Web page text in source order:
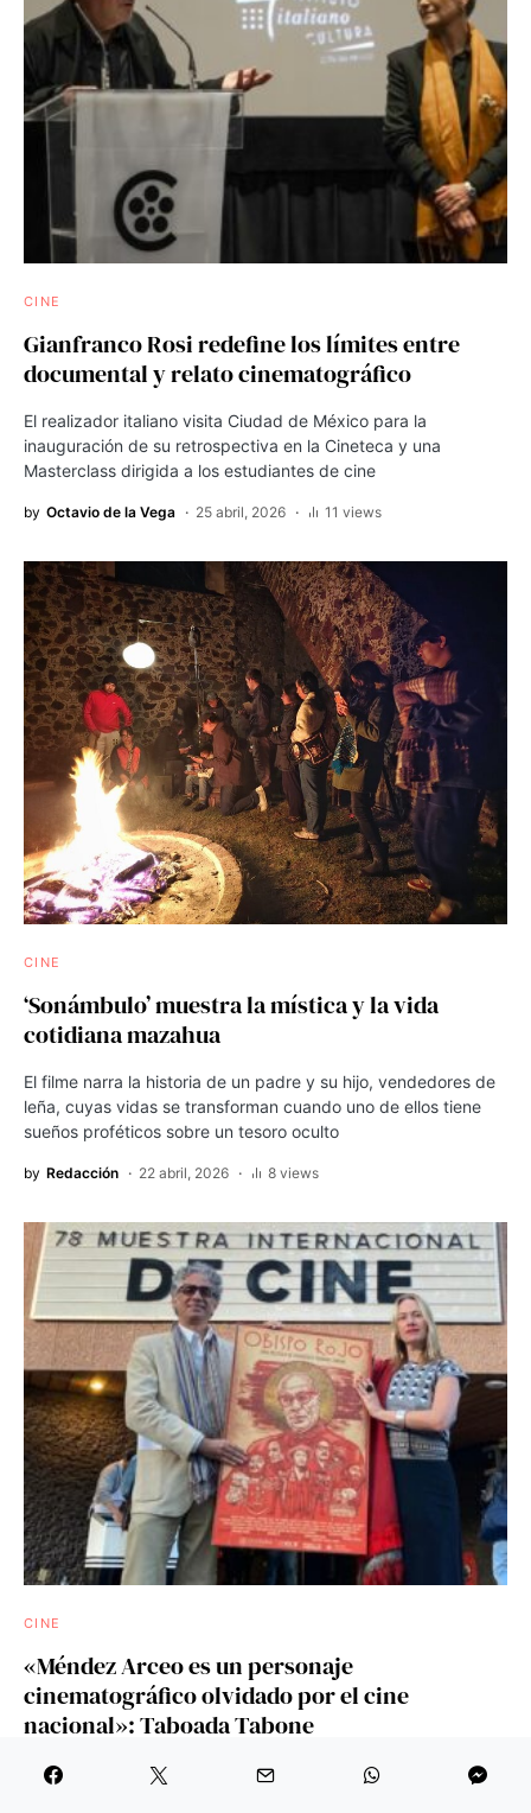
CINE
Gianfranco Rosi redefine los límites entre
documental y relato cinematográfico
El realizador italiano visita Ciudad de México para la
inauguración de su retrospectiva en la Cineteca y una
Masterclass dirigida a los estudiantes de cine
by Octavio de la Vega 25 abril, 2026 11 views
CINE
‘Sonámbulo’ muestra la mística y la vida
cotidiana mazahua
El filme narra la historia de un padre y su hijo, vendedores de
leña, cuyas vidas se transforman cuando uno de ellos tiene
sueños proféticos sobre un tesoro oculto
by Redacción 22 abril, 2026 8 views
CINE
«Méndez Arceo es un personaje
cinematográfico olvidado por el cine
nacional»: Taboada Tabone
Luego de cuatro años de investigación fuera de México ante